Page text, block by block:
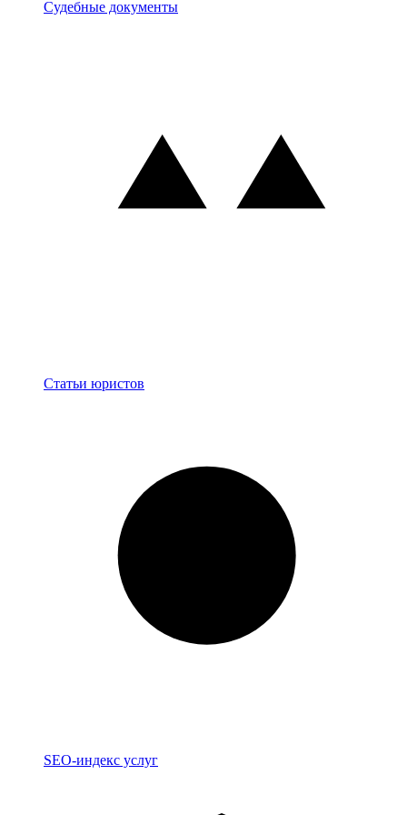
Документы
Судебные документы
Блог
Статьи юристов
Индекс
SEO-индекс услуг